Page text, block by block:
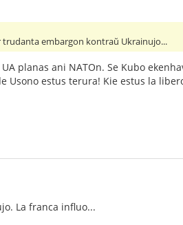
trudanta embargon kontraŭ Ukrainujo...
planas ani NATOn. Se Kubo
Usono estus terura! Kie estus la
La franca influo...